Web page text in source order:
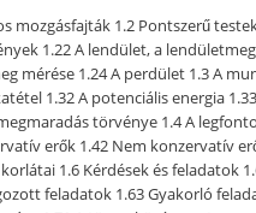
mozgásfajták 1.2 Pontszerű
1.22 A lendület, a
mérése 1.24 A perdület 1.3 A
1.32 A potenciális energia
törvénye 1.4 A
erők 1.42 Nem konzervatív
1.6 Kérdések és feladatok
feladatok 1.63 Gyakorló